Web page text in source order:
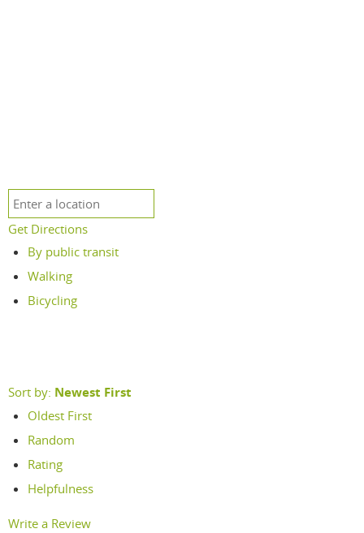
Get Directions
By public transit
Walking
Bicycling
Sort by: Newest First
Oldest First
Random
Rating
Helpfulness
Write a Review